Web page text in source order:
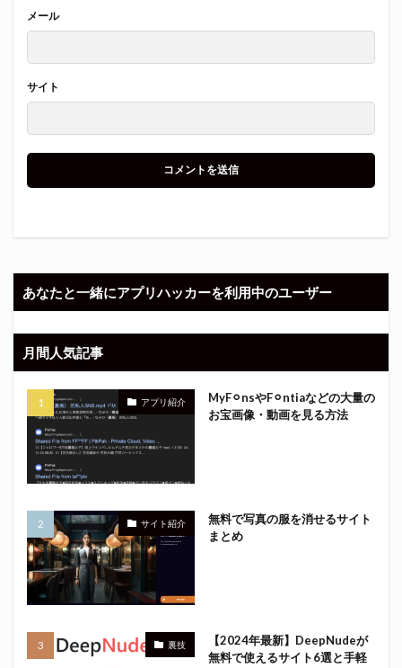
メール
サイト
あなたと一緒にアプリハッカーを利用中のユーザー
月間人気記事
アプリ紹介
MyF⚪︎nsやF⚪︎ntiaなどの大量の
お宝画像・動画を見る方法
サイト紹介
無料で写真の服を消せるサイト
まとめ
裏技
【2024年最新】DeepNudeが
無料で使えるサイト6選と手軽